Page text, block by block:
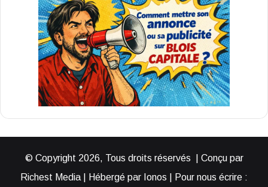
© Copyright 2026, Tous droits réservés | Conçu par
Richest Media | Hébergé par Ionos | Pour nous écrire :